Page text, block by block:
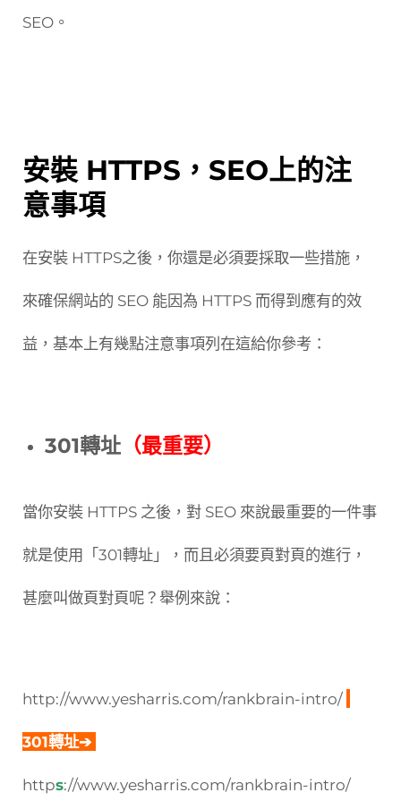
SEO。
安裝 HTTPS，SEO上的注
意事項
在安裝 HTTPS之後，你還是必須要採取一些措施，
來確保網站的 SEO 能因為 HTTPS 而得到應有的效
益，基本上有幾點注意事項列在這給你參考：
301轉址（最重要）
當你安裝 HTTPS 之後，對 SEO 來說最重要的一件事
就是使用「301轉址」，而且必須要頁對頁的進行，
甚麼叫做頁對頁呢？舉例來說：
http://www.yesharris.com/rankbrain-intro/
301轉址➔
https://www.yesharris.com/rankbrain-intro/